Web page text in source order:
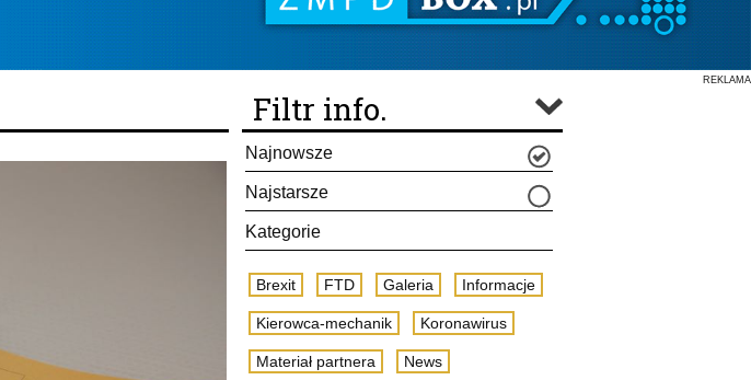
REKLAMA
Filtr info.
Najnowsze
Najstarsze
Kategorie
Brexit FTD Galeria Informacje
Kierowca-mechanik Koronawirus
Materiał partnera News